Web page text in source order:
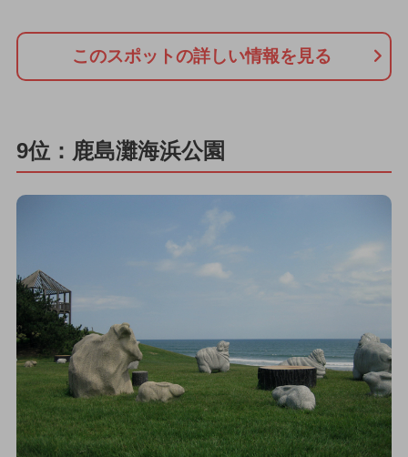
このスポットの詳しい情報を見る
9位：鹿島灘海浜公園